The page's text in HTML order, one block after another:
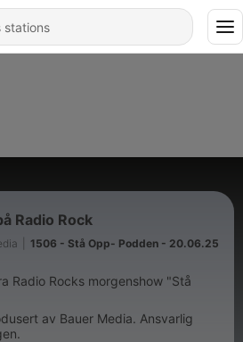
Radio Rock
1506 - Stå Opp- Podden - 20.06.25
Radio Rocks morgenshow "Stå
av Bauer Media. Ansvarlig